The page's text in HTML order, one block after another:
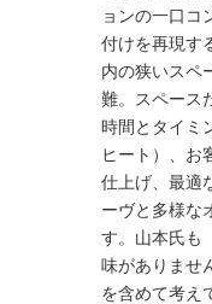
ョンの一口コ
付けを再現す
内の狭いスペ
難。スペース
時間とタイミ
ヒート）、お
仕上げ、最適
ーヴと多様な
す。山本氏も
味がありませ
を含めて考え